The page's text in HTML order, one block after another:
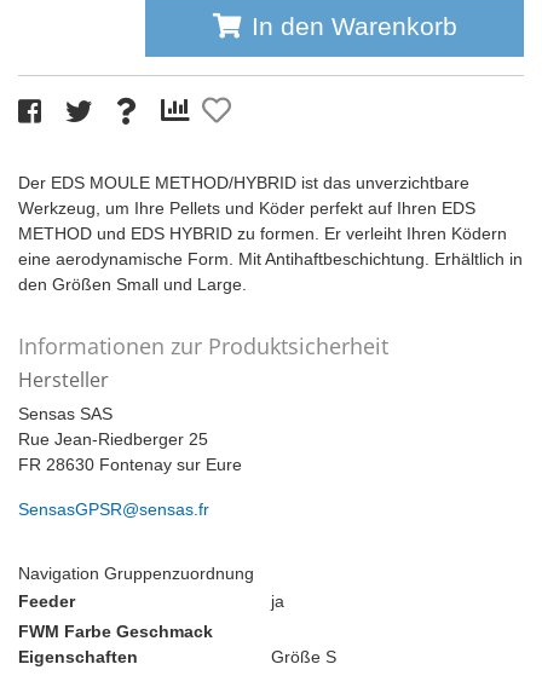
In den Warenkorb
Der EDS MOULE METHOD/HYBRID ist das unverzichtbare
Werkzeug, um Ihre Pellets und Köder perfekt auf Ihren EDS
METHOD und EDS HYBRID zu formen. Er verleiht Ihren Ködern
eine aerodynamische Form. Mit Antihaftbeschichtung. Erhältlich in
den Größen Small und Large.
Informationen zur Produktsicherheit
Hersteller
Sensas SAS
Rue Jean-Riedberger 25
FR 28630 Fontenay sur Eure
SensasGPSR@sensas.fr
Navigation Gruppenzuordnung
Feeder
ja
FWM Farbe Geschmack
Eigenschaften
Größe S